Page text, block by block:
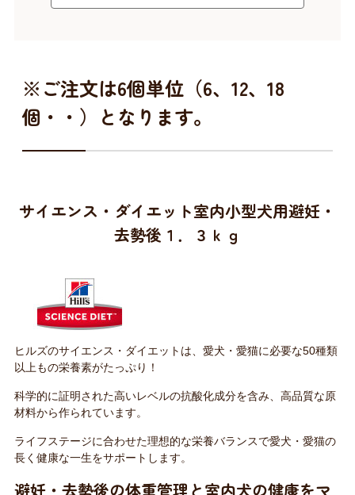
※ご注文は6個単位（6、12、18
個・・）となります。
サイエンス・ダイエット室内小型犬用避妊・
去勢後１．３ｋｇ
ヒルズのサイエンス・ダイエットは、愛犬・愛猫に必要な50種類
以上もの栄養素がたっぷり！
科学的に証明された高いレベルの抗酸化成分を含み、高品質な原
材料から作られています。
ライフステージに合わせた理想的な栄養バランスで愛犬・愛猫の
長く健康な一生をサポートします。
避妊・去勢後の体重管理と室内犬の健康をマ